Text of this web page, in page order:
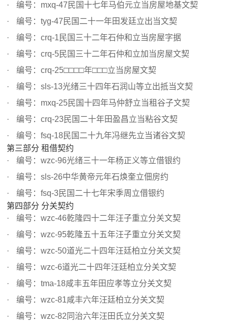
编号：mxq-47民国十七年马伯元立当房屋地基文契
编号：tyg-47民国二十一年田发廷立出当文契
编号：crq-1民国三十二年石仲和立当房屋字据
编号：crq-5民国三十二年石仲和立加当房屋文契
编号：crq-25□□□□年□□□立当房屋文契
编号：sls-13光绪三十四年石润山等立出抵当文契
编号：mxq-25民国十四年马仲舒立当租谷子文契
编号：crq-23民国二十年田盈昌立当粘谷文契
编号：fsq-18民国二十九年冯继先立当诸谷文契
第三部分 租借契约
编号：wzc-96光绪三十一年杨正义等立借银约
编号：sls-26中华黄帝元年石焕奎立佃房约
编号：fsq-3民国二十七年宋季周立借银约
第四部分 分关契约
编号：wzc-46乾隆四十二年汪子重立分关文契
编号：wzc-95乾隆五十五年汪子重立分关文契
编号：wzc-50道光二十四年汪廷柏立分关文契
编号：wzc-6道光二十四年汪廷柏立分关文契
编号：tma-18咸丰五年田应孝等立分关文契
编号：wzc-81咸丰六年汪廷柏立分关文契
编号：wzc-82同治六年汪田氏立分关文契